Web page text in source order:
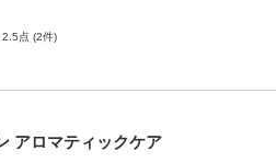
2.5点 (2件)
アロマティックケア